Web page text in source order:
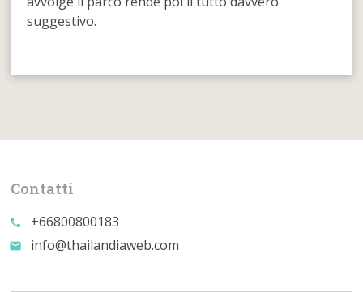
suggestivo.
Contatti
call +66800800183
email info@thailandiaweb.com